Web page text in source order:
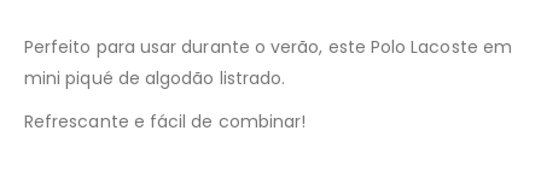
Perfeito para usar durante o verão, este Polo Lacoste em
mini piqué de algodão listrado.
Refrescante e fácil de combinar!